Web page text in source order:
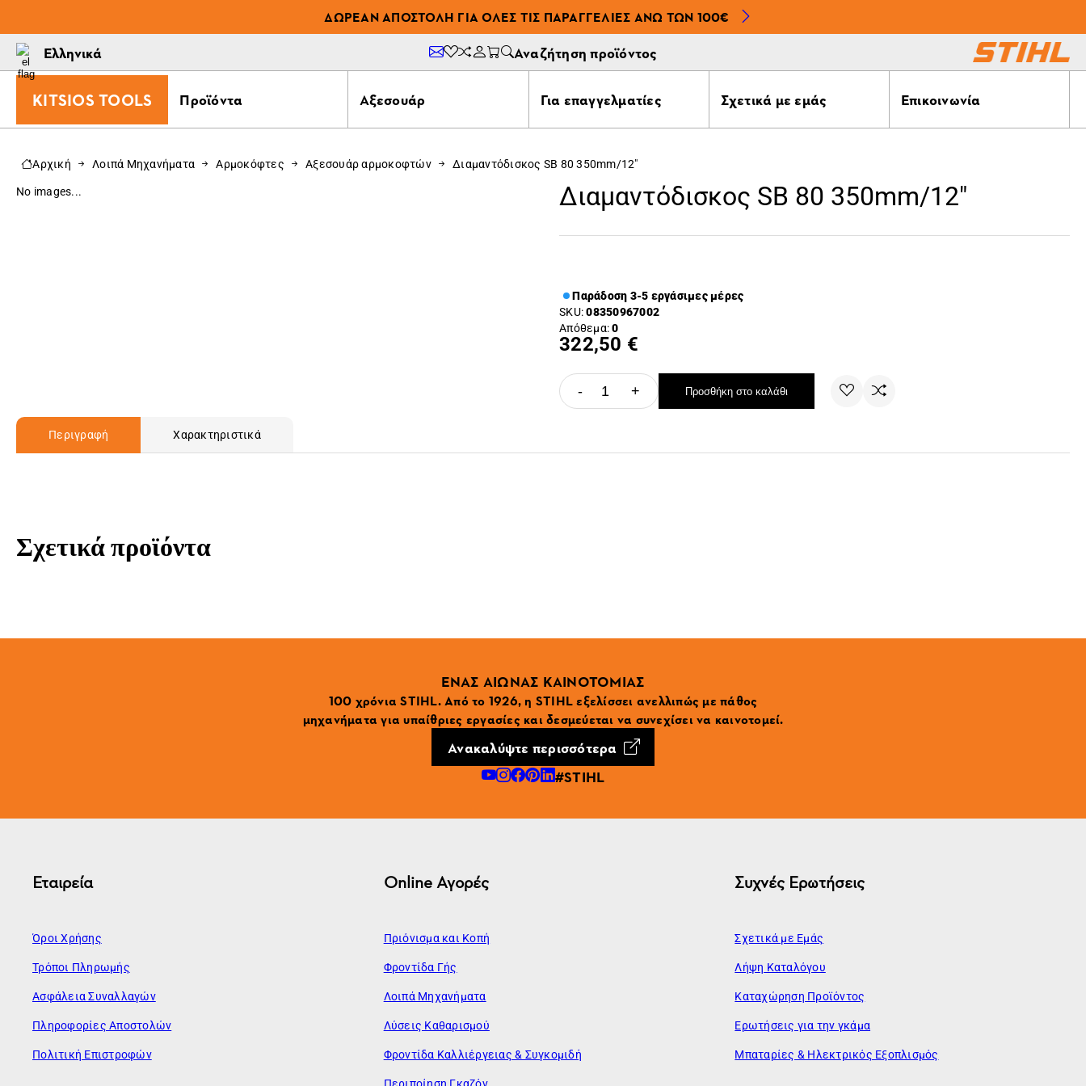
ΔΩΡΕΆΝ ΑΠΟΣΤΟΛΉ ΓΙΑ ΌΛΕΣ ΤΙΣ ΠΑΡΑΓΓΕΛΊΕΣ ΆΝΩ ΤΩΝ 100€
Ελληνικά Αναζήτηση προϊόντος
KITSIOS TOOLS Προϊόντα Αξεσουάρ Για επαγγελματίες Σχετικά με εμάς Επικοινωνία
Αρχική Λοιπά Μηχανήματα Αρμοκόφτες Αξεσουάρ αρμοκοφτών Διαμαντόδισκος SB 80 350mm/12"
No images... Διαμαντόδισκος SB 80 350mm/12"
Παράδοση 3-5 εργάσιμες μέρες
SKU:08350967002
Απόθεμα:0
322,50 €
- + Προσθήκη στο καλάθι
Περιγραφή Χαρακτηριστικά
Σχετικά προϊόντα
ΕΝΑΣ ΑΙΩΝΑΣ ΚΑΙΝΟΤΟΜΙΑΣ
100 χρόνια STIHL. Από το 1926, η STIHL εξελίσσει ανελλιπώς με πάθος
μηχανήματα για υπαίθριες εργασίες και δεσμεύεται να συνεχίσει να καινοτομεί.
Ανακαλύψτε περισσότερα
#STIHL
Εταιρεία
Όροι Χρήσης
Τρόποι Πληρωμής
Ασφάλεια Συναλλαγών
Πληροφορίες Αποστολών
Πολιτική Επιστροφών
Online Αγορές
Πριόνισμα και Κοπή
Φροντίδα Γής
Λοιπά Μηχανήματα
Λύσεις Καθαρισμού
Φροντίδα Καλλιέργειας & Συγκομιδή
Περιποίηση Γκαζόν
Συχνές Ερωτήσεις
Σχετικά με Εμάς
Λήψη Καταλόγου
Καταχώρηση Προϊόντος
Ερωτήσεις για την γκάμα
Μπαταρίες & Ηλεκτρικός Εξοπλισμός